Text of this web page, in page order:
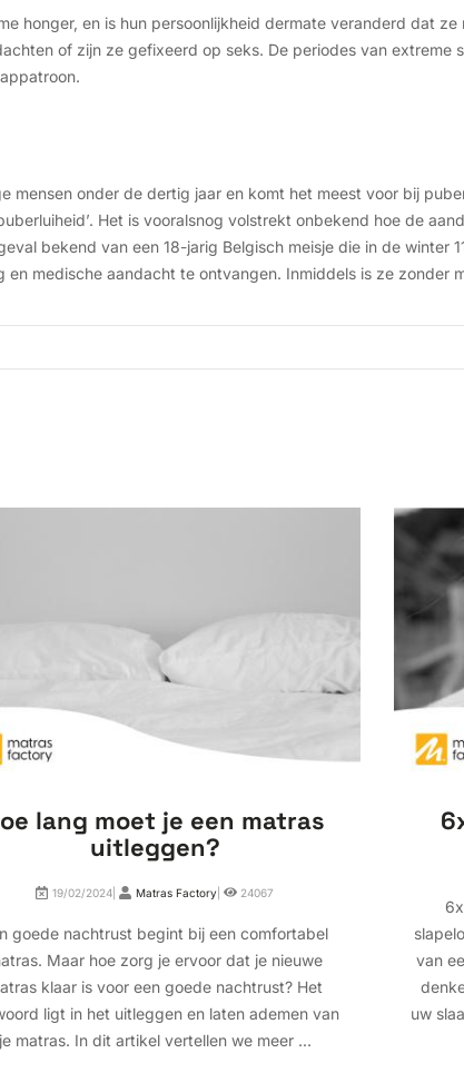
honger, en is hun persoonlijkheid dermate veranderd dat
of zijn ze gefixeerd op seks. De periodes van extreme
mensen onder de dertig jaar en komt het meest voor bij
Het is vooralsnog volstrekt onbekend hoe de
bekend van een 18-jarig Belgisch meisje die in de winter
medische aandacht te ontvangen. Inmiddels is ze zonder
lang moet je een matras
uitleggen?
19/02/2024| Matras Factory 24067
goede nachtrust begint bij een comfortabel
Maar hoe zorg je ervoor dat je nieuwe
klaar is voor een goede nachtrust? Het
ligt in het uitleggen en laten ademen van
je matras. In dit artikel vertellen we meer ...
van
uw